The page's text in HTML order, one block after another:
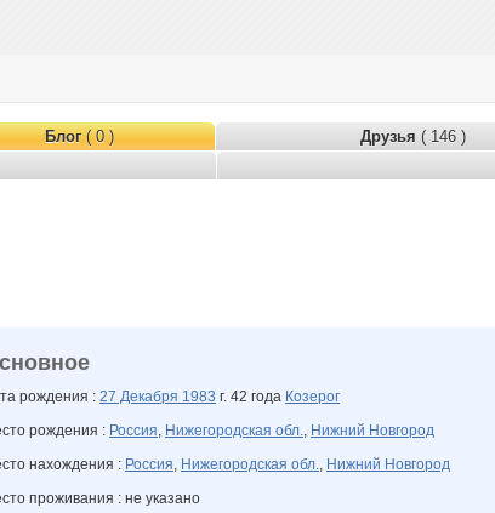
Блог( 0 ) Друзья ( 146 )
рождения : 27 Декабря 1983 г. 42 года Козерог
рождения : Россия, Нижегородская обл., Нижний Новгород
нахождения : Россия, Нижегородская обл., Нижний Новгород
проживания : не указано